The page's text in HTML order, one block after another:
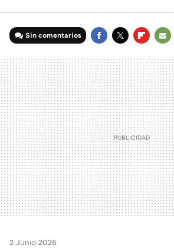
Sin comentarios
MAIL
2 Junio 2026